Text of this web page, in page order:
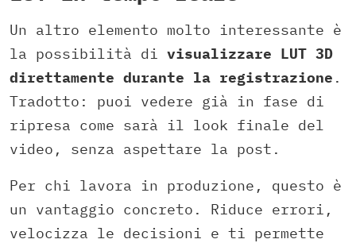
Un altro elemento molto interessante è
la possibilità di visualizzare LUT 3D
direttamente durante la registrazione .
Tradotto: puoi vedere già in fase di
ripresa come sarà il look finale del
video, senza aspettare la post.
Per chi lavora in produzione, questo è
un vantaggio concreto. Riduce errori,
velocizza le decisioni e ti permette